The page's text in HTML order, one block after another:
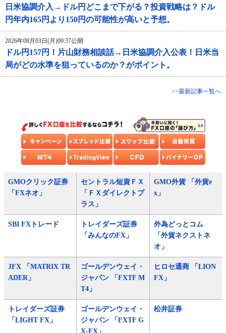
日米協調介入→ドル円どこまで下がる？投資戦略は？ドル
円年内165円より150円の可能性が高いと予想。
2026年08月03日(月)09:37公開
ドル円157円！片山財務相談話→日米協調介入公表！日米当
局がどの水準を狙っているのか？がポイント。
>>最新記事一覧へ
GMOクリック証券
「FXネオ」
セントラル短資ＦＸ
「ＦＸダイレクトプ
ラス」
GMO外貨 「外貨e
x」
SBI FXトレード
トレイダーズ証券
「みんなのFX」
外為どっとコム
「外貨ネクストネ
オ」
JFX 「MATRIX TR
ADER」
ゴールデンウェイ・
ジャパン 「FXTF M
T4」
ヒロセ通商 「LION
FX」
トレイダーズ証券
「LIGHT FX」
ゴールデンウェイ・
ジャパン 「FXTF G
X-FX」
松井証券